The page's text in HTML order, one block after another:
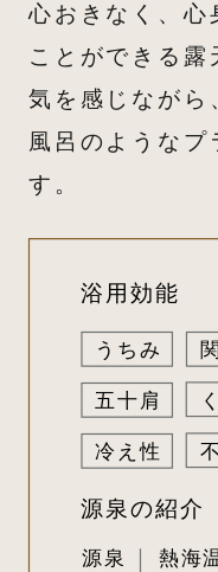
心おきなく、心
ことができる露
気を感じながら
風呂のようなプ
す。
浴用効能
うちみ
五十肩
冷え性
源泉の紹介
源泉 熱海